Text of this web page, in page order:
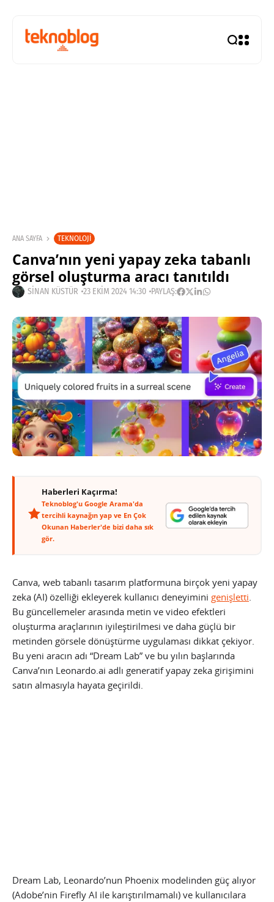
ANA SAYFA TEKNOLOJI
Canva’nın yeni yapay zeka tabanlı
görsel oluşturma aracı tanıtıldı
SINAN KÜSTÜR 23 EKIM 2024 14:30 PAYLAŞ:
Haberleri Kaçırma!
Teknoblog'u Google Arama'da
tercihli kaynağın yap ve En Çok
Okunan Haberler'de bizi daha sık
gör.
Canva, web tabanlı tasarım platformuna birçok yeni yapay
zeka (AI) özelliği ekleyerek kullanıcı deneyimini genişletti.
Bu güncellemeler arasında metin ve video efektleri
oluşturma araçlarının iyileştirilmesi ve daha güçlü bir
metinden görsele dönüştürme uygulaması dikkat çekiyor.
Bu yeni aracın adı “Dream Lab” ve bu yılın başlarında
Canva’nın Leonardo.ai adlı generatif yapay zeka girişimini
satın almasıyla hayata geçirildi.
Dream Lab, Leonardo’nun Phoenix modelinden güç alıyor
(Adobe’nin Firefly AI ile karıştırılmamalı) ve kullanıcılara